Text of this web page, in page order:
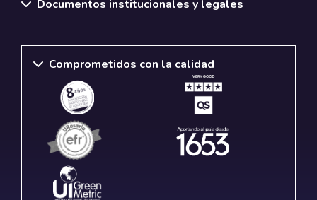
Documentos institucionales y legales
Comprometidos con la calidad